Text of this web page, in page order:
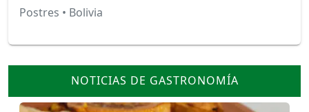
Postres • Bolivia
NOTICIAS DE GASTRONOMÍA